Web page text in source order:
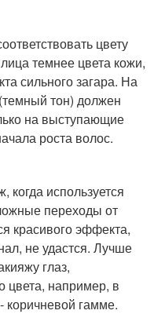
цвету
темнее цвета кожи,
сильного загара. На
тон) должен
на выступающие
роста волос.
используется
переходы от
красивого эффекта,
не удастся. Лучше
глаз,
цвета, например, в
коричневой гамме.